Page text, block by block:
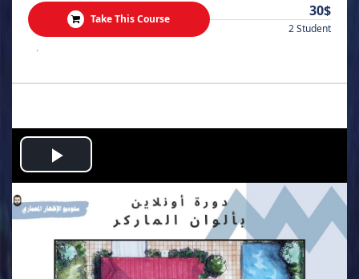
Take This Course 30$
2 Student
.
Play
Video